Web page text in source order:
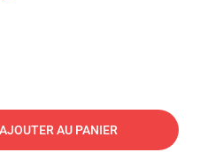
AJOUTER AU PANIER